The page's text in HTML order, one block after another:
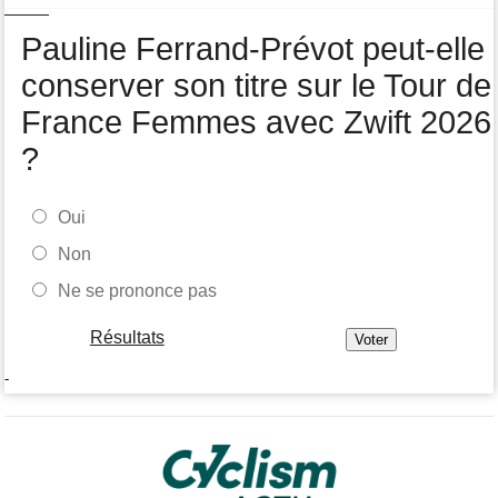
Pauline Ferrand-Prévot peut-elle
conserver son titre sur le Tour de
France Femmes avec Zwift 2026
?
Oui
Non
Ne se prononce pas
Résultats
-